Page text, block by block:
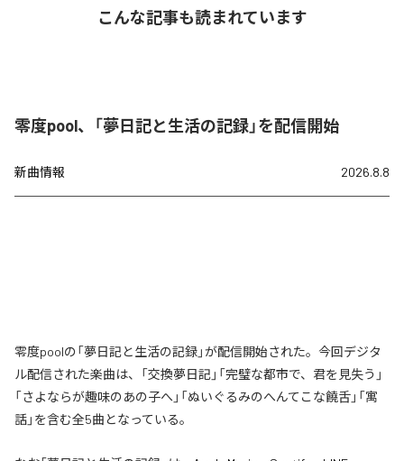
こんな記事も読まれています
零度pool、「夢日記と生活の記録」を配信開始
新曲情報 2026.8.8
零度poolの「夢日記と生活の記録」が配信開始された。今回デジタ
ル配信された楽曲は、「交換夢日記」「完璧な都市で、君を見失う」
「さよならが趣味のあの子へ」「ぬいぐるみのへんてこな饒舌」「寓
話」を含む全5曲となっている。